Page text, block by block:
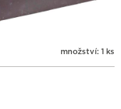
množství: 1 ks